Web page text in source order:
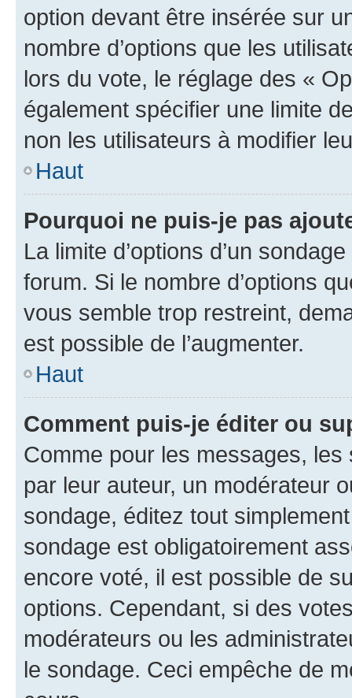
option devant être insérée sur
nombre d’options que les
lors du vote, le réglage des «
également spécifier une limite
non les utilisateurs à modifier
Haut
Pourquoi ne puis-je pas
La limite d’options d’un
forum. Si le nombre d’options
vous semble trop restreint,
est possible de l’augmenter.
Haut
Comment puis-je éditer ou
Comme pour les messages,
par leur auteur, un modérateur
sondage, éditez tout
sondage est obligatoirement
encore voté, il est possible de
options. Cependant, si des
modérateurs ou les
le sondage. Ceci empêche de